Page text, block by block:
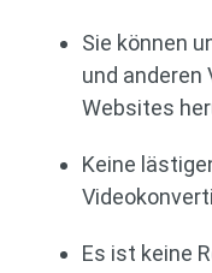
Sie können
und anderen
Websites
Keine
Es ist keine